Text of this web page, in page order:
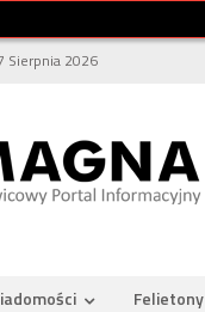
Sierpnia 2026
Felietony